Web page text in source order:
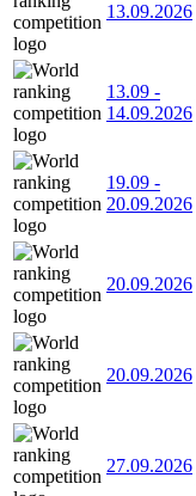
13.09.2026
13.09 -
14.09.2026
19.09 -
20.09.2026
20.09.2026
20.09.2026
27.09.2026